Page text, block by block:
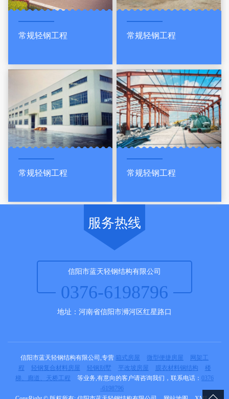
常规轻钢工程 常规轻钢工程
常规轻钢工程 常规轻钢工程
服务热线
信阳市蓝天轻钢结构有限公司
0376-6198796
地址：河南省信阳市浉河区红星路口
信阳市蓝天轻钢结构有限公司,专营 箱式房屋 微型便捷房屋
网架工
程
轻钢复合材料房屋 轻钢别墅 平改坡房屋 膜衣材料钢结构
楼
梯、廊道、天桥工程
等业务,有意向的客户请咨询我们，联系电话： 0376
-6198796